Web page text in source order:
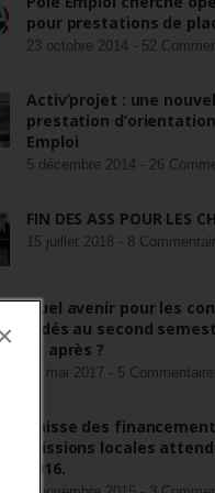
pour prestations de
23 octobre 2014 - 52
Activ’projet : une
prestation
Emploi
5 décembre 2014 - 26
FIN DES ASS POUR LES
15 juillet 2018 - 8
Quel avenir pour les
aidés au second
et après ?
22 mai 2017 - 5
Baisse des
missions locales
2016.